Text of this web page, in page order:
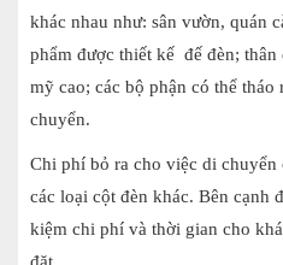
khác nhau như: sân vườn, quán
phẩm được thiết kế đế đèn;
mỹ cao; các bộ phận có thể
chuyển.
Chi phí bỏ ra cho việc di chuyển
các loại cột đèn khác. Bên cạnh
kiệm chi phí và thời gian cho
đặt.